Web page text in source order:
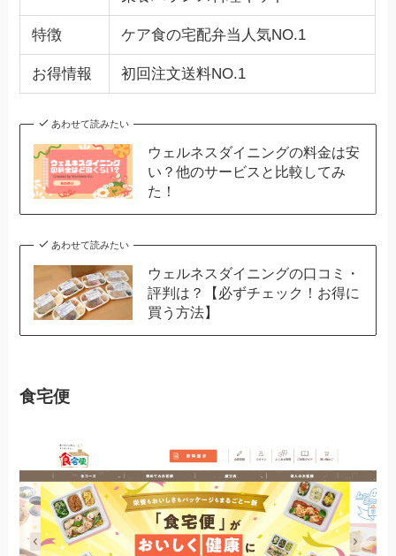
特徴 ケア食の宅配弁当人気NO.1
お得情報 初回注文送料NO.1
あわせて読みたい
ウェルネスダイニングの料金は安
い？他のサービスと比較してみ
た！
あわせて読みたい
ウェルネスダイニングの口コミ・
評判は？【必ずチェック！お得に
買う方法】
食宅便